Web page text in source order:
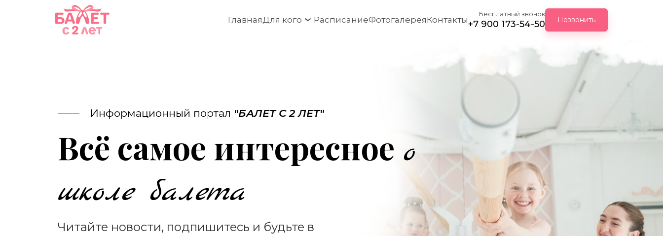
Главная Для кого РасписаниеФотогалереяКонтакты
Бесплатный звонок
+7 900 173-54-50 Позвонить
Всё самое интересное о
школе балета
Читайте новости, подпишитесь и будьте в
Информационный портал "БАЛЕТ С 2 ЛЕТ"